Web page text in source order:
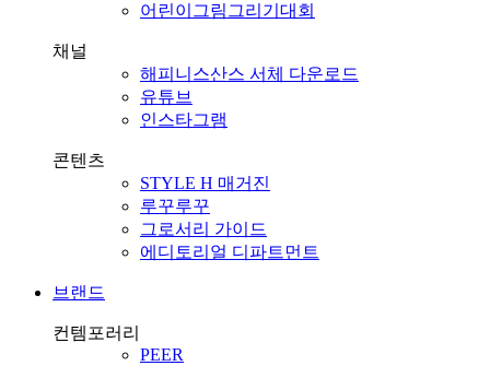
어린이그림그리기대회
채널
해피니스산스 서체 다운로드
유튜브
인스타그램
콘텐츠
STYLE H 매거진
루꾸루꾸
그로서리 가이드
에디토리얼 디파트먼트
브랜드
컨템포러리
PEER